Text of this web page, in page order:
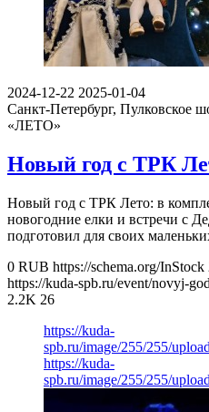
2024-12-22 2025-01-04
Санкт-Петербург, Пулковское
«ЛЕТО»
Новый год с ТРК
Новый год с ТРК Лето: в
новогодние елки и встречи с
подготовил для своих
0 RUB https://schema.org/InStock
https://kuda-spb.ru/event/novyj-
2.2K 26
https://kuda-
spb.ru/image/255/255/
https://kuda-
spb.ru/image/255/255/